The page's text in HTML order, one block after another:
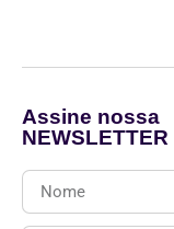
Assine nossa
NEWSLETTER